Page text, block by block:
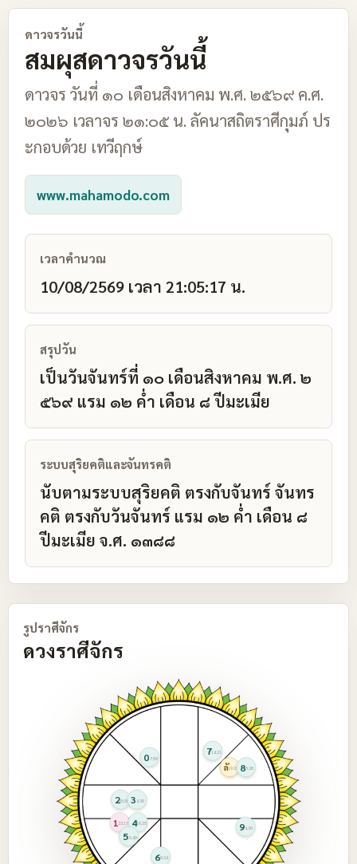
ดาวจรวันนี้
สมผุสดาวจรวันนี้
ดาวจร วันที่ ๑๐ เดือนสิงหาคม พ.ศ. ๒๕๖๙ ค.ศ.
๒๐๒๖ เวลาจร ๒๑:๐๕ น. ลัคนาสถิตราศีกุมภ์ ปร
ะกอบด้วย เทวีฤกษ์
www.mahamodo.com
เวลาคำนวณ
10/08/2569 เวลา 21:05:17 น.
สรุปวัน
เป็นวันจันทร์ที่ ๑๐ เดือนสิงหาคม พ.ศ. ๒
๕๖๙ แรม ๑๒ ค่ำ เดือน ๘ ปีมะเมีย
ระบบสุริยคติและจันทรคติ
นับตามระบบสุริยคติ ตรงกับจันทร์ จันทร
คติ ตรงกับวันจันทร์ แรม ๑๒ ค่ำ เดือน ๘
ปีมะเมีย จ.ศ. ๑๓๘๘
รูปราศีจักร
ดวงราศีจักร
ลั19.25
123.17
225.50 3 4.38
416.35
515.49
69.24
714.21
85.28
94.30
017.59